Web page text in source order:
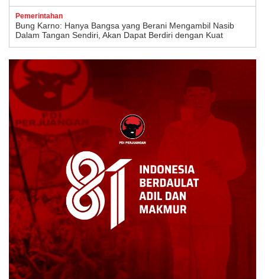
Pemerintahan
Bung Karno: Hanya Bangsa yang Berani Mengambil Nasib
Dalam Tangan Sendiri, Akan Dapat Berdiri dengan Kuat